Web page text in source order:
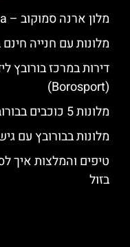
מלון ארנה סמוקוב – Hotel Arena (ליד בורובץ)
מלונות עם חנייה חינם
דירות במרכז בורובץ
(Borosport)
מלונות 5 כוכבים בבורובץ
מלונות בבורובץ עם
טיפים והמלצות איך
בזול